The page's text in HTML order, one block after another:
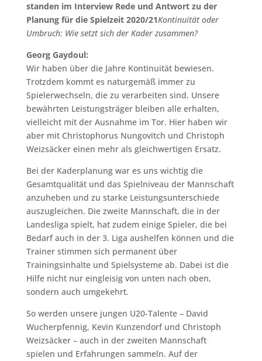
standen im Interview Rede und Antwort zu der
Planung für die Spielzeit 2020/21Kontinuität oder
Umbruch: Wie setzt sich der Kader zusammen?
Georg Gaydoul:
Wir haben über die Jahre Kontinuität bewiesen.
Trotzdem kommt es naturgemäß immer zu
Spielerwechseln, die zu verarbeiten sind. Unsere
bewährten Leistungsträger bleiben alle erhalten,
vielleicht mit der Ausnahme im Tor. Hier haben wir
aber mit Christophorus Nungovitch und Christoph
Weizsäcker einen mehr als gleichwertigen Ersatz.
Bei der Kaderplanung war es uns wichtig die
Gesamtqualität und das Spielniveau der Mannschaft
anzuheben und zu starke Leistungsunterschiede
auszugleichen. Die zweite Mannschaft, die in der
Landesliga spielt, hat zudem einige Spieler, die bei
Bedarf auch in der 3. Liga aushelfen können und die
Trainer stimmen sich permanent über
Trainingsinhalte und Spielsysteme ab. Dabei ist die
Hilfe nicht nur eingleisig von unten nach oben,
sondern auch umgekehrt.
So werden unsere jungen U20-Talente – David
Wucherpfennig, Kevin Kunzendorf und Christoph
Weizsäcker – auch in der zweiten Mannschaft
spielen und Erfahrungen sammeln. Auf der